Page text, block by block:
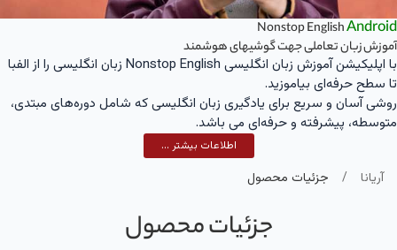
Nonstop EnglishAndroid
آموزش زبان تعاملی جهت گوشیهای هوشمند
با اپلیکیشن آموزش زبان انگلیسی Nonstop English زبان انگلیسی را از الفبا
تا سطح حرفه‌ای بیاموزید.
روشی آسان و سریع برای یادگیری زبان انگلیسی که شامل دوره‌های مبتدی،
متوسطه، پیشرفته و حرفه‌ای می باشد.
اطلاعات بیشتر ...
جزئیات محصول
آریانا جزئیات محصول